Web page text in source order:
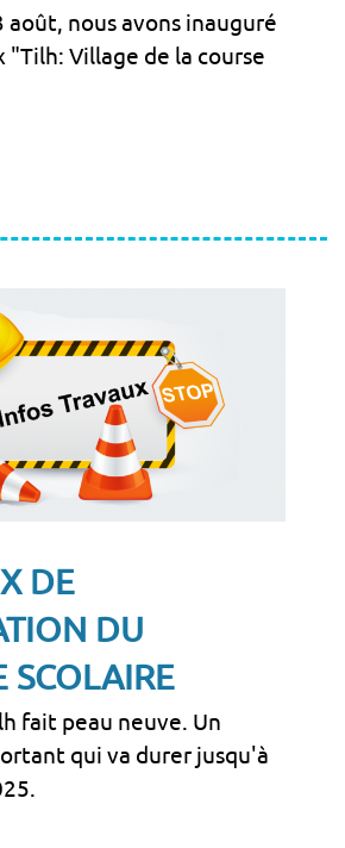
août, nous avons inauguré
"Tilh: Village de la course
DE
DU
SCOLAIRE
fait peau neuve. Un
qui va durer jusqu'à